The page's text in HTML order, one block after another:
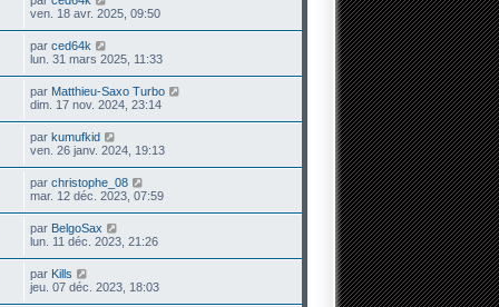
ven. 18 avr. 2025, 09:50
par ced64k
lun. 31 mars 2025, 11:33
par Matthieu-Saxo Turbo
dim. 17 nov. 2024, 23:14
par kumufkid
ven. 26 janv. 2024, 19:13
par christophe_08
mar. 12 déc. 2023, 07:59
par BelgoSax
lun. 11 déc. 2023, 21:26
par Kills
jeu. 07 déc. 2023, 18:03